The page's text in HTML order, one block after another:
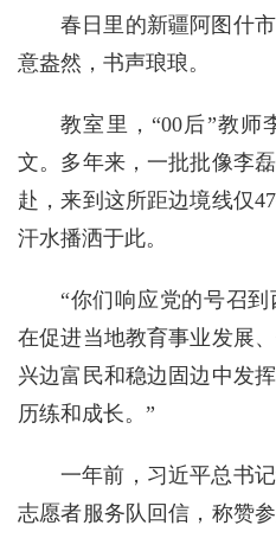
春日里的新疆阿图什
意盎然，书声琅琅。
教室里，“00后”教师
文。多年来，一批批像李
赴，来到这所距边境线仅
汗水播洒于此。
“你们响应党的号召到
在促进当地教育事业发展
兴边富民和稳边固边中发
历练和成长。”
一年前，习近平总书
志愿者服务队回信，称赞